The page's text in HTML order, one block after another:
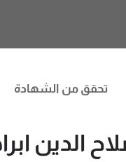
تحقق من الشهادة
الدين